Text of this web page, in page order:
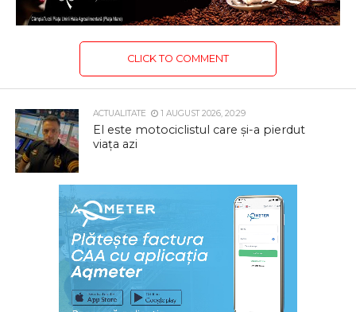
CLICK TO COMMENT
ACTUALITATE 1 AUGUST 2026, 20:29
El este motociclistul care și-a pierdut
viața azi